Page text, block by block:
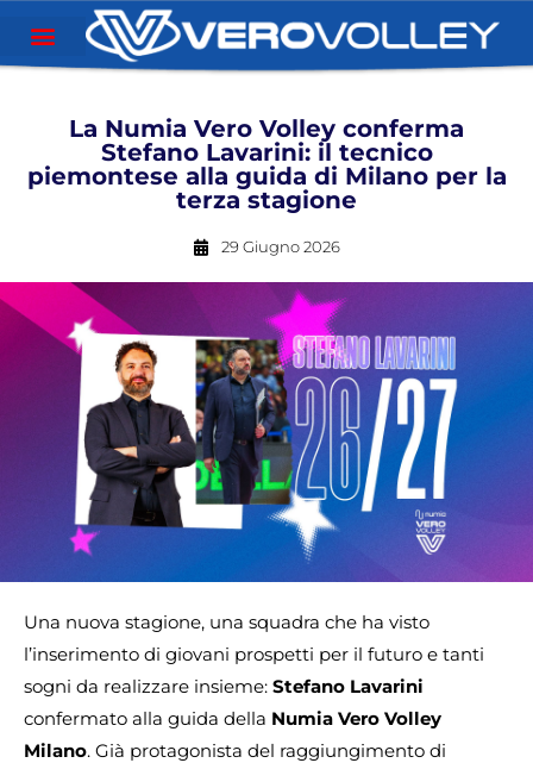
La Numia Vero Volley conferma
Stefano Lavarini: il tecnico
piemontese alla guida di Milano per la
terza stagione
29 Giugno 2026
Una nuova stagione, una squadra che ha visto
l’inserimento di giovani prospetti per il futuro e tanti
sogni da realizzare insieme: Stefano Lavarini
confermato alla guida della Numia Vero Volley
Milano. Già protagonista del raggiungimento di